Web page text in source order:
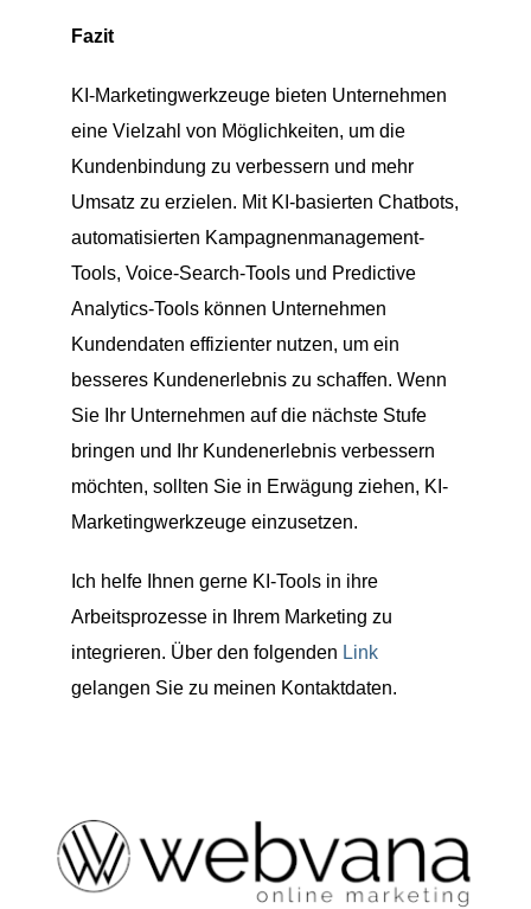
Fazit
KI-Marketingwerkzeuge bieten Unternehmen
eine Vielzahl von Möglichkeiten, um die
Kundenbindung zu verbessern und mehr
Umsatz zu erzielen. Mit KI-basierten Chatbots,
automatisierten Kampagnenmanagement-
Tools, Voice-Search-Tools und Predictive
Analytics-Tools können Unternehmen
Kundendaten effizienter nutzen, um ein
besseres Kundenerlebnis zu schaffen. Wenn
Sie Ihr Unternehmen auf die nächste Stufe
bringen und Ihr Kundenerlebnis verbessern
möchten, sollten Sie in Erwägung ziehen, KI-
Marketingwerkzeuge einzusetzen.
Ich helfe Ihnen gerne KI-Tools in ihre
Arbeitsprozesse in Ihrem Marketing zu
integrieren. Über den folgenden Link
gelangen Sie zu meinen Kontaktdaten.